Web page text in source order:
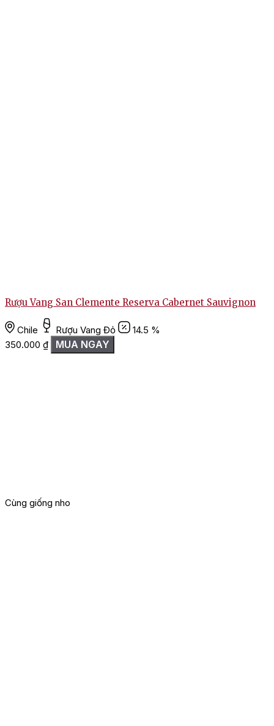
Rượu Vang San Clemente Reserva Cabernet Sauvignon
Chile Rượu Vang Đỏ
14.5 %
350.000 ₫ MUA NGAY
Cùng giống nho